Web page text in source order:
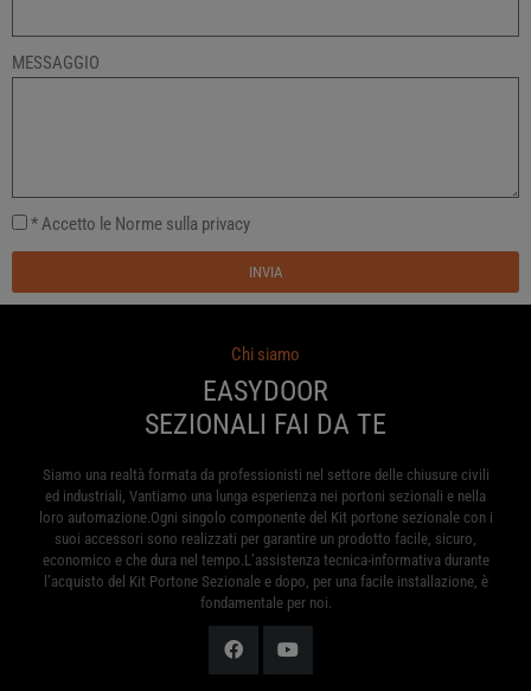
MESSAGGIO
* Accetto le Norme sulla privacy
INVIA
Chi siamo
EASYDOOR
SEZIONALI FAI DA TE
Siamo una realtà formata da professionisti nel settore delle chiusure civili
ed industriali, Vantiamo una lunga esperienza nei portoni sezionali e nella
loro automazione.Ogni singolo componente del Kit portone sezionale con i
suoi accessori sono realizzati per garantire un prodotto facile, sicuro,
economico e che dura nel tempo.L’assistenza tecnica-informativa durante
l’acquisto del Kit Portone Sezionale e dopo, per una facile installazione, è
fondamentale per noi.